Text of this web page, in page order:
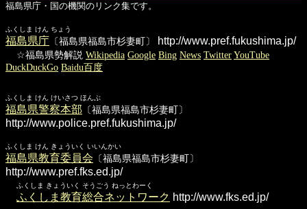
福島県庁・国の機関のリンク集です。
ふくしま けん ちょう
福島県庁 〔福島県福島市杉妻町〕 http://www.pref.fukushima.jp/
☆福島県勢解説 Wikipedia Google Bing News Twitter YouTube
DuckDuckGo Baidu百度
ふくしま けん けいさつ ほんぶ
福島県警察本部 〔福島県福島市杉妻町〕
http://www.police.pref.fukushima.jp/
ふくしま けん きょういく いいんかい
福島県教育委員会 〔福島県福島市杉妻町〕
http://www.pref.fks.ed.jp/
ふくしま きょういく そうごう ねっとわーく
ふくしま教育総合ネットワーク http://www.fks.ed.jp/